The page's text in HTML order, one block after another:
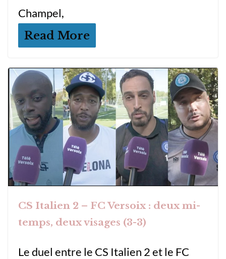
Champel,
Read More
CS Italien 2 – FC Versoix : deux mi-
temps, deux visages (3-3)
Le duel entre le CS Italien 2 et le FC